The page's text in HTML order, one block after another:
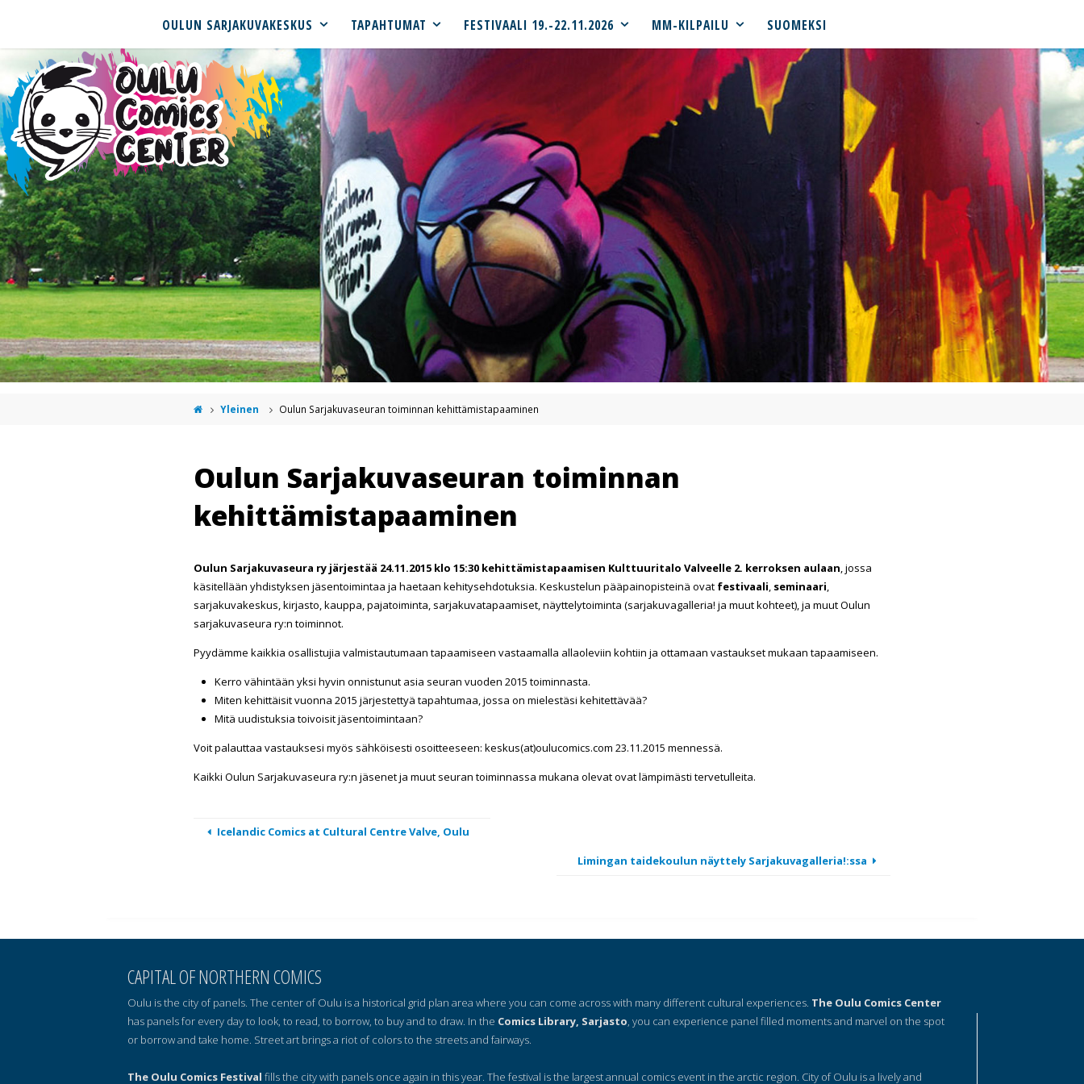
OULUN SARJAKUVAKESKUS TAPAHTUMAT FESTIVAALI 19.-22.11.2026 MM-KILPAILU SUOMEKSI
Yleinen Oulun Sarjakuvaseuran toiminnan kehittämistapaaminen
Oulun Sarjakuvaseuran toiminnan
kehittämistapaaminen
Oulun Sarjakuvaseura ry järjestää 24.11.2015 klo 15:30 kehittämistapaamisen Kulttuuritalo Valveelle 2. kerroksen aulaan , jossa
käsitellään yhdistyksen jäsentoimintaa ja haetaan kehitysehdotuksia. Keskustelun pääpainopisteinä ovat festivaali seminaari
sarjakuvakeskus, kirjasto, kauppa, pajatoiminta, sarjakuvatapaamiset, näyttelytoiminta (sarjakuvagalleria! ja muut kohteet), ja muut Oulun
sarjakuvaseura ry:n toiminnot.
Pyydämme kaikkia osallistujia valmistautumaan tapaamiseen vastaamalla allaoleviin kohtiin ja ottamaan vastaukset mukaan tapaamiseen.
Kerro vähintään yksi hyvin onnistunut asia seuran vuoden 2015 toiminnasta.
Miten kehittäisit vuonna 2015 järjestettyä tapahtumaa, jossa on mielestäsi kehitettävää?
Mitä uudistuksia toivoisit jäsentoimintaan?
Voit palauttaa vastauksesi myös sähköisesti osoitteeseen: keskus(at)oulucomics.com 23.11.2015 mennessä.
Kaikki Oulun Sarjakuvaseura ry:n jäsenet ja muut seuran toiminnassa mukana olevat ovat lämpimästi tervetulleita.
Icelandic Comics at Cultural Centre Valve, Oulu
Limingan taidekoulun näyttely Sarjakuvagalleria!:ssa
CAPITAL OF NORTHERN COMICS
Oulu is the city of panels. The center of Oulu is a historical grid plan area where you can come across with many different cultural experiences. The Oulu Comics Center
has panels for every day to look, to read, to borrow, to buy and to draw. In the Comics Library, Sarjasto , you can experience panel filled moments and marvel on the spot
or borrow and take home. Street art brings a riot of colors to the streets and fairways.
The Oulu Comics Festival fills the city with panels once again in this year. The festival is the largest annual comics event in the arctic region. City of Oulu is a lively and